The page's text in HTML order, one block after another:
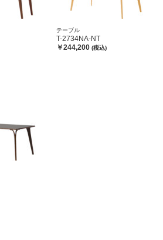
テーブル
T-2734NA-NT
￥244,200 (税込)